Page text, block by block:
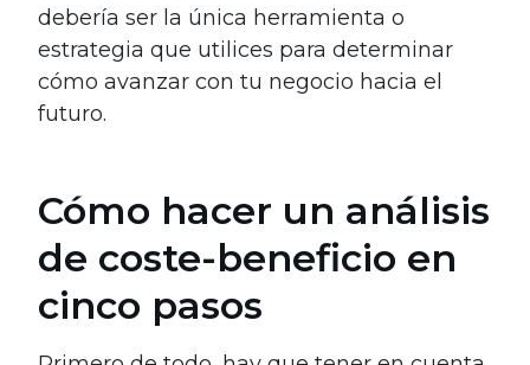
debería ser la única herramienta o
estrategia que utilices para determinar
cómo avanzar con tu negocio hacia el
futuro.
Cómo hacer un análisis
de coste-beneficio en
cinco pasos